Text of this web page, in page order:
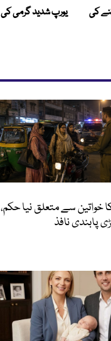
کی
خواتین سے متعلق نیا حکم،
پابندی نافذ